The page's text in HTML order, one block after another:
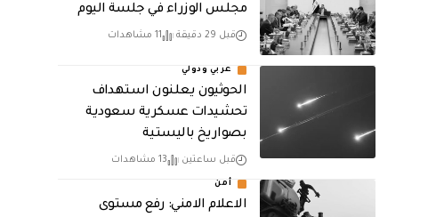
مجلس الوزراء في جلسة اليوم
قبل 29 دقيقة 11 مشاهدات
عربي ودولي
الحوثيون يعلنون استهداف
تحشيدات عسكرية سعودية
بصواريخ باليستية
قبل ساعتين 13 مشاهدات
أمن
الاعلام الامني: رفع مستوى